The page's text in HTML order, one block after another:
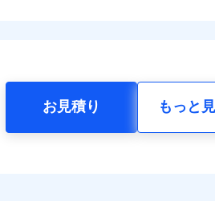
お見積り もっと